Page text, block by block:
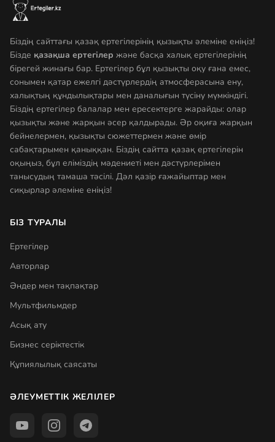
Біздің сайттағы қазақ ертегілерінің қызықты әлеміне еніңіз!
Бізде қазақша ертегілер және басқа халық ертегілерінің
бірегей жинағы бар. Ертегілер бұл қызықты оқу ғана емес,
сонымен қатар ежелгі дәстүрлердің атмосферасына ену,
халықтың құндылықтары мен даналығын түсіну мүмкіндігі.
Біздің ертегілер балалар мен ересектерге жарайды: олар
қызықты және жарқын әсер қалдырады. Әр оқиға жарқын
бейнелермен, қызықты сюжеттермен және өмір
сабақтарымен қаныққан. Біздің сайтта қазақ ертегілерін
оқыңыз, бұл еліміздің мәдениеті мен дәстүрлерімен
танысудың тамаша тәсілі. Дәл қазір ғажайыптар мен
сиқырлар әлеміне еніңіз!
БІЗ ТУРАЛЫ
Ертегілер
Авторлар
Әндер мен тақпақтар
Мультфильмдер
Асық ату
Бизнес серіктестік
Құпиялылық саясаты
ӘЛЕУМЕТТІК ЖЕЛІЛЕР